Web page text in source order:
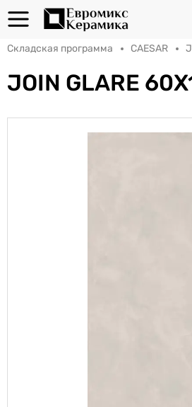
Складская программа CAESAR
JOIN GLARE